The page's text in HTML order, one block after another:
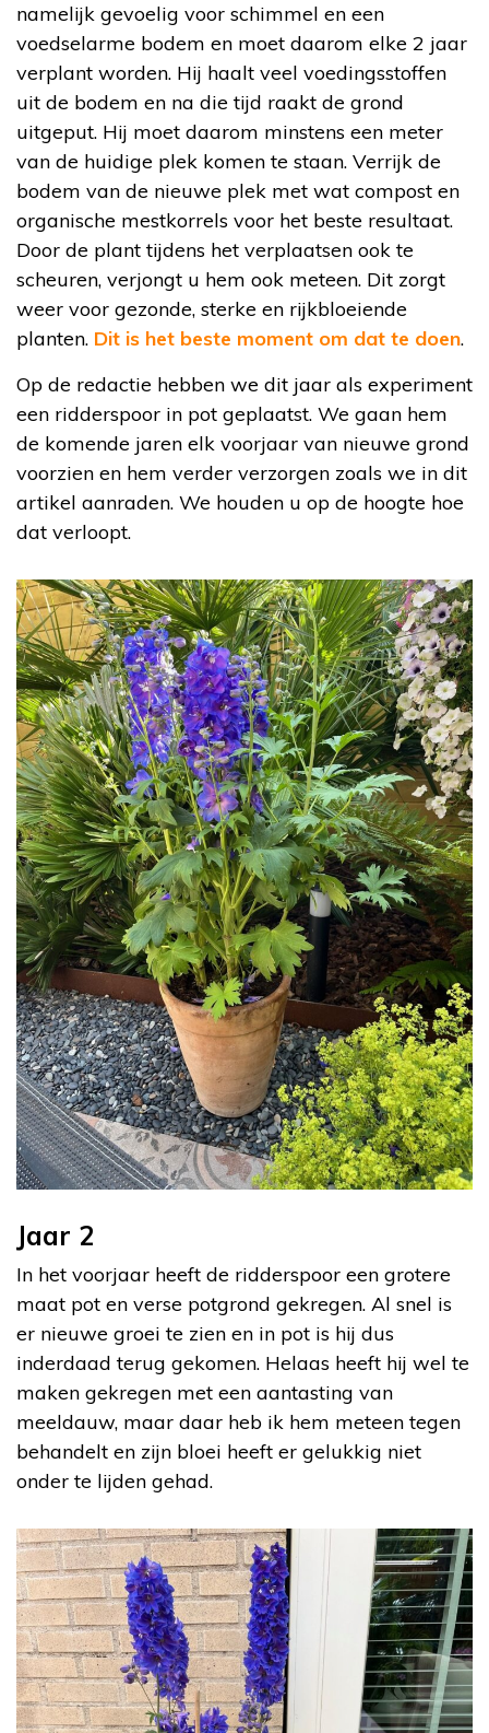
namelijk gevoelig voor schimmel en een
voedselarme bodem en moet daarom elke 2 jaar
verplant worden. Hij haalt veel voedingsstoffen
uit de bodem en na die tijd raakt de grond
uitgeput. Hij moet daarom minstens een meter
van de huidige plek komen te staan. Verrijk de
bodem van de nieuwe plek met wat compost en
organische mestkorrels voor het beste resultaat.
Door de plant tijdens het verplaatsen ook te
scheuren, verjongt u hem ook meteen. Dit zorgt
weer voor gezonde, sterke en rijkbloeiende
planten. Dit is het beste moment om dat te doen.
Op de redactie hebben we dit jaar als experiment
een ridderspoor in pot geplaatst. We gaan hem
de komende jaren elk voorjaar van nieuwe grond
voorzien en hem verder verzorgen zoals we in dit
artikel aanraden. We houden u op de hoogte hoe
dat verloopt.
Jaar 2
In het voorjaar heeft de ridderspoor een grotere
maat pot en verse potgrond gekregen. Al snel is
er nieuwe groei te zien en in pot is hij dus
inderdaad terug gekomen. Helaas heeft hij wel te
maken gekregen met een aantasting van
meeldauw, maar daar heb ik hem meteen tegen
behandelt en zijn bloei heeft er gelukkig niet
onder te lijden gehad.